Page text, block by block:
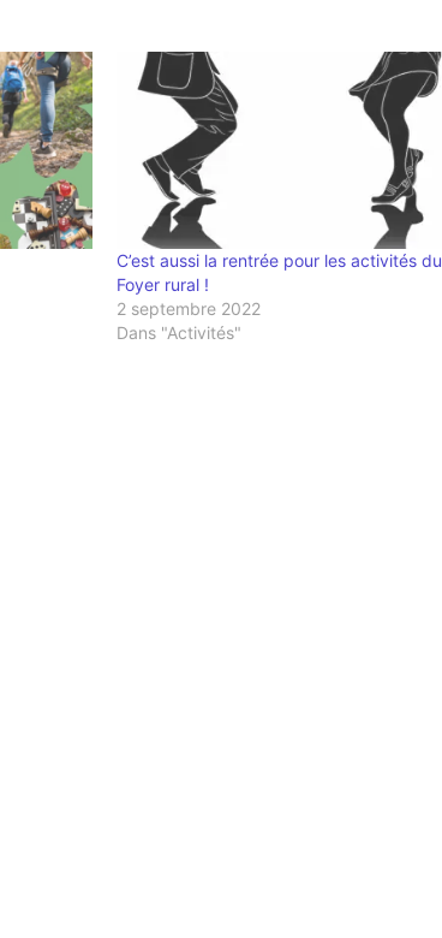
C’est aussi la rentrée pour les activités du
Foyer rural !
2 septembre 2022
Dans "Activités"